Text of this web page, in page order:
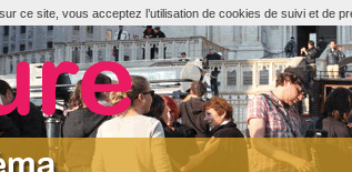
ce site, vous acceptez l’utilisation de cookies de suivi et de